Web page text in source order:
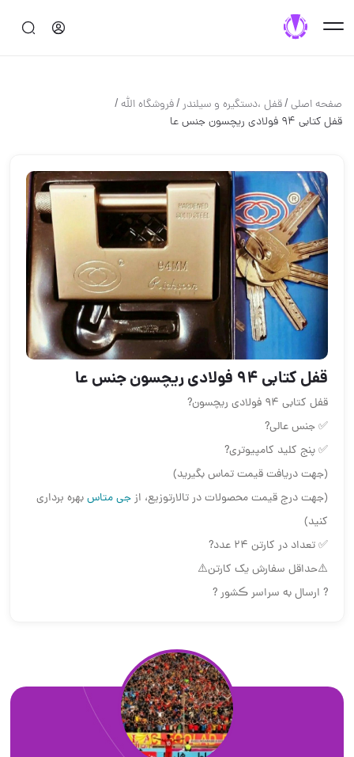
صفحه اصلی/قفل ،دستگيره و سيلندر/فروشگاه الله/
قفل كتابی ۹۴ فولادی ريچسون جنس عا
قفل كتابی ۹۴ فولادی ريچسون جنس عا
قفل كتابی ۹۴ فولادی ريچسون?
✅ جنس عالی?
✅ پنج كليد كامپيوتری?
(جهت دریافت قیمت تماس بگیرید)
(جهت درج قیمت محصولات در تالارتوزیع، ازجی متاسبهره برداری
کنید)
✅ تعداد در كارتن ۲۴ عدد?
⚠️حداقل سفارش یک کارتن⚠️
? ارسال به سراسر ڪشور ?